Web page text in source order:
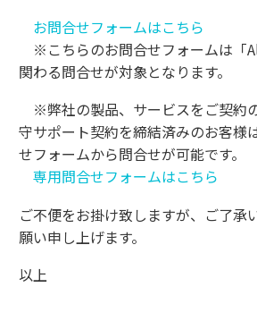
お問合せフォームはこちら
※こちらのお問合せフォームは「
関わる問合せが対象となります。
※弊社の製品、サービスをご契約
守サポート契約を締結済みのお客様
せフォームから問合せが可能です。
専用問合せフォームはこちら
ご不便をお掛け致しますが、ご了承
願い申し上げます。
以上